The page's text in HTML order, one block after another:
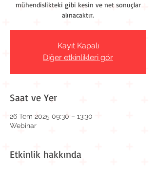
mühendislikteki gibi kesin ve net sonuçlar
alınacaktır.
Kayıt Kapalı
Diğer etkinlikleri gör
Saat ve Yer
26 Tem 2025 09:30 – 13:30
Webinar
Etkinlik hakkında